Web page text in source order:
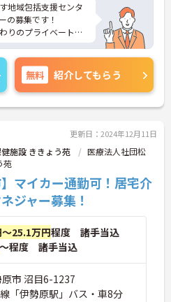
地域包括支援センタ
の募集です！
りのプライベートな
ャー未経験でも相談
せんか？
イントなど、さらに
気軽にご相談くださ
無料 紹介してもらう
更新日：2024年12月11日
施設 ききょう苑
医療法人社団松
苑
マイカー通勤可！居宅介
ジャー募集！
25.1万円程度 諸手当込
～程度 諸手当込
市 沼目6-1237
「伊勢原駅」バス・車8分